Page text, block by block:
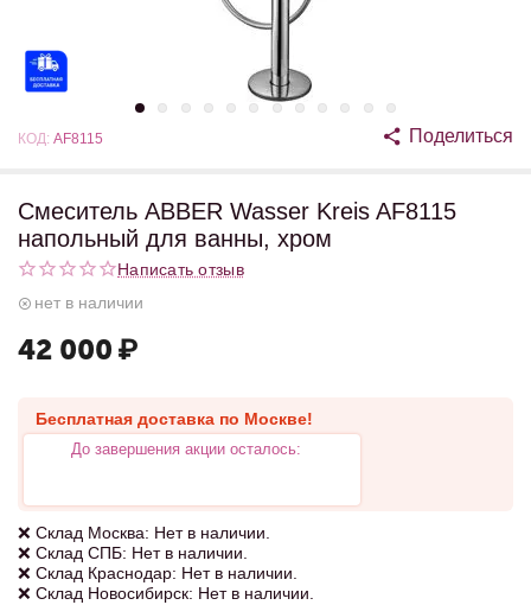
КОД: AF8115 Поделиться
Смеситель ABBER Wasser Kreis AF8115
напольный для ванны, хром
Написать отзыв
нет в наличии
42 000 ₽
Бесплатная доставка по Москве!
До завершения акции осталось:
❌ Склад Москва: Нет в наличии.
❌ Склад СПБ: Нет в наличии.
❌ Склад Краснодар: Нет в наличии.
❌ Склад Новосибирск: Нет в наличии.